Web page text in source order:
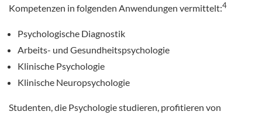
Kompetenzen in folgenden Anwendungen vermittelt:4
Psychologische Diagnostik
Arbeits- und Gesundheitspsychologie
Klinische Psychologie
Klinische Neuropsychologie
Studenten, die Psychologie studieren, profitieren von